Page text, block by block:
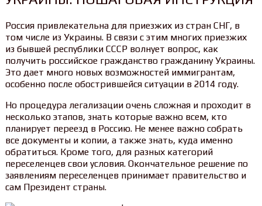
Россия привлекательна для приезжих из стран СНГ, в
том числе из Украины. В связи с этим многих приезжих
из бывшей республики СССР волнует вопрос, как
получить российское гражданство гражданину Украины.
Это дает много новых возможностей иммигрантам,
особенно после обострившейся ситуации в 2014 году.
Но процедура легализации очень сложная и проходит в
несколько этапов, знать которые важно всем, кто
планирует переезд в Россию. Не менее важно собрать
все документы и копии, а также знать, куда именно
обратиться. Кроме того, для разных категорий
переселенцев свои условия. Окончательное решение по
заявлениям переселенцев принимает правительство и
сам Президент страны.